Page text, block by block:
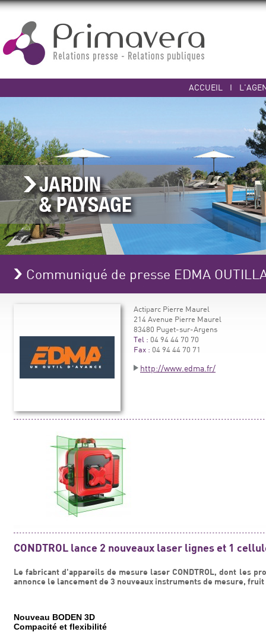
ACCUEIL I
Communiqué de presse EDMA
Actiparc Pierre Maurel
214 Avenue Pierre Maurel
83480 Puget-sur-Argens
Tel : 04 94 44 70 70
Fax : 04 94 44 70 71
http://www.edma.fr/
CONDTROL lance 2 nouveaux laser lignes et 1
Le fabricant d'appareils de mesure laser CONDTROL, dont les
annonce le lancement de 3 nouveaux instruments de mesure,
Nouveau BODEN 3D
Compacité et flexibilité